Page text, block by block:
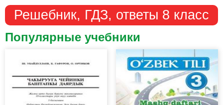
Решебник, ГДЗ, ответы 8 класс
Популярные учебники